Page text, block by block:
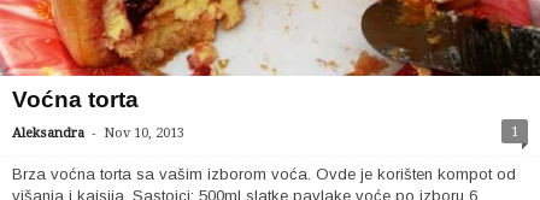
Voćna torta
Aleksandra - Nov 10, 2013 1
Brza voćna torta sa vašim izborom voća. Ovde je korišten kompot od
višanja i kajsija. Sastojci: 500ml slatke pavlake voće po izboru 6